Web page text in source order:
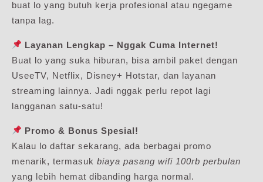
buat lo yang butuh kerja profesional atau ngegame
tanpa lag.
Layanan Lengkap – Nggak Cuma Internet!
Buat lo yang suka hiburan, bisa ambil paket dengan
UseeTV, Netflix, Disney+ Hotstar, dan layanan
streaming lainnya. Jadi nggak perlu repot lagi
langganan satu-satu!
Promo & Bonus Spesial!
Kalau lo daftar sekarang, ada berbagai promo
menarik, termasuk biaya pasang wifi 100rb perbulan
yang lebih hemat dibanding harga normal.